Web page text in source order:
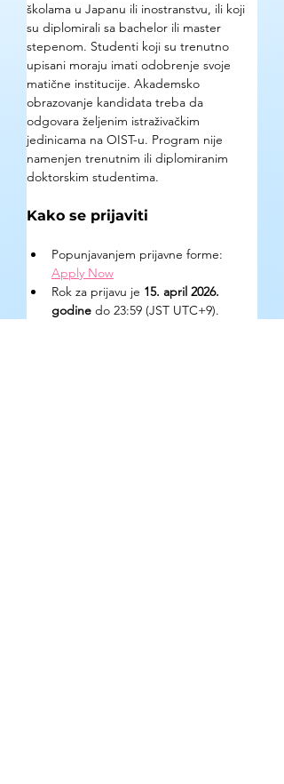
školama u Japanu ili inostranstvu, ili koji
su diplomirali sa bachelor ili master
stepenom. Studenti koji su trenutno
upisani moraju imati odobrenje svoje
matične institucije. Akademsko
obrazovanje kandidata treba da
odgovara željenim istraživačkim
jedinicama na OIST-u. Program nije
namenjen trenutnim ili diplomiranim
doktorskim studentima.
Kako se prijaviti
Popunjavanjem prijavne forme:
Apply Now
Rok za prijavu je 15. april 2026.
godine do 23:59 (JST UTC+9).